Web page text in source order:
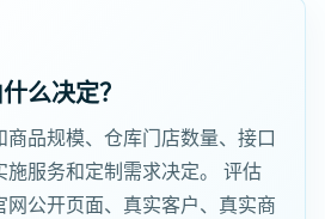
么决定？
品规模、仓库门店数量、接口
施服务和定制需求决定。 评估
网公开页面、真实客户、真实商